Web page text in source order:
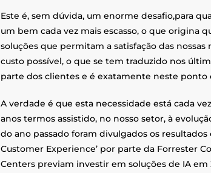
Este é, sem dúvida, um enorme desafio,para
um bem cada vez mais escasso, o que origina
soluções que permitam a satisfação das
custo possível, o que se tem traduzido nos
parte dos clientes e é exatamente neste
A verdade é que esta necessidade está cada
anos termos assistido, no nosso setor, à
do ano passado foram divulgados os
Customer Experience’ por parte da Forrester
Centers previam investir em soluções de IA em